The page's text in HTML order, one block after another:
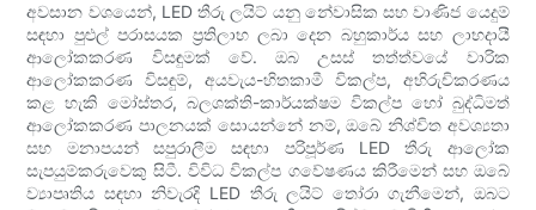
අවසාන වශයෙන්, LED තීරු ලයිට් යනු නේවාසික සහ වාණිජ යෙදුම්
සඳහා පුළුල් පරාසයක ප්‍රතිලාභ ලබා දෙන බහුකාර්ය සහ ලාභදායී
ආලෝකකරණ විසඳුමක් වේ. ඔබ උසස් තත්ත්වයේ වාරික
ආලෝකකරණ විසඳුම්, අයවැය-හිතකාමී විකල්ප, අභිරුචිකරණය
කළ හැකි මෝස්තර, බලශක්ති-කාර්යක්ෂම විකල්ප හෝ බුද්ධිමත්
ආලෝකකරණ පාලනයක් සොයන්නේ නම්, ඔබේ නිශ්චිත අවශ්‍යතා
සහ මනාපයන් සපුරාලීම සඳහා පරිපූර්ණ LED තීරු ආලෝක
සැපයුම්කරුවෙකු සිටී. විවිධ විකල්ප ගවේෂණය කිරීමෙන් සහ ඔබේ
ව්‍යාපෘතිය සඳහා නිවැරදි LED තීරු ලයිට් තෝරා ගැනීමෙන්, ඔබට